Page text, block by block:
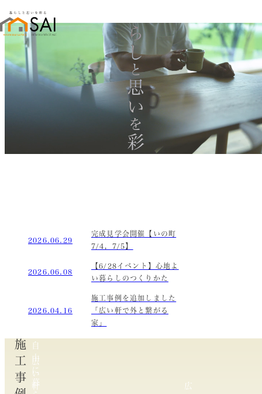
暮らし
と
思い
を
彩る
2026.06.29
完成見学会開催【いの町
7/4，7/5】
2026.06.08
【6/28イベント】心地よ
い暮らしのつくりかた
2026.04.16
施工事例を追加しました
「広い軒で外と繋がる
家」
施工事例
広
い
軒
広
自
由
に
暮